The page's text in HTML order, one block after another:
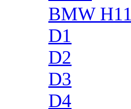
BMW H11
D1
D2
D3
D4